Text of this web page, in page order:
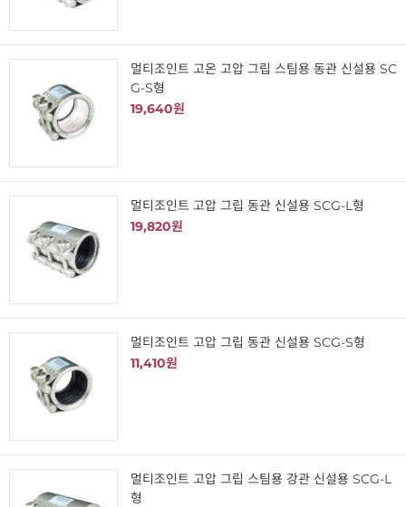
멀티조인트 고온 고압 그립 스팀용 동관 신설용 SC
G-S형
19,640원
멀티조인트 고압 그립 동관 신설용 SCG-L형
19,820원
멀티조인트 고압 그립 동관 신설용 SCG-S형
11,410원
멀티조인트 고압 그립 스팀용 강관 신설용 SCG-L
형